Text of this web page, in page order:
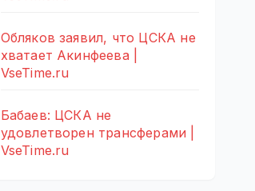
Обляков заявил, что ЦСКА не
хватает Акинфеева |
VseTime.ru
Бабаев: ЦСКА не
удовлетворен трансферами |
VseTime.ru